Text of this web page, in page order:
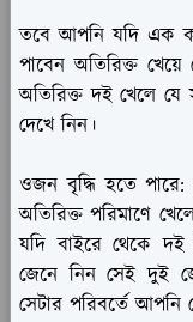
তবে আপনি যদি এক
পাবেন অতিরিক্ত
অতিরিক্ত দই খেলে যে
দেখে নিন।
ওজন বৃদ্ধি হতে পারে:
অতিরিক্ত পরিমাণে
যদি বাইরে থেকে
জেনে নিন সেই দুই
সেটার পরিবর্তে আপনি